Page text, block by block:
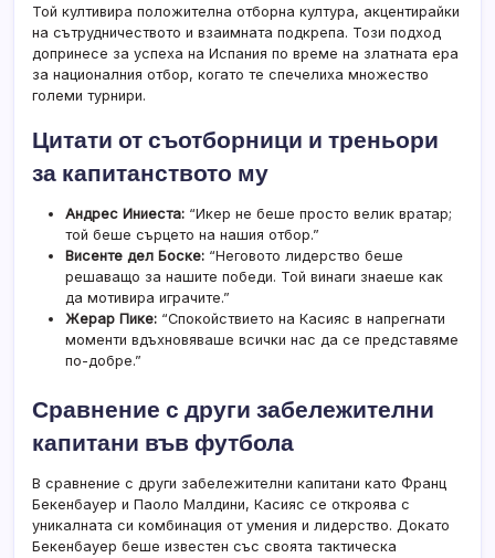
Той култивира положителна отборна култура, акцентирайки
на сътрудничеството и взаимната подкрепа. Този подход
допринесе за успеха на Испания по време на златната ера
за националния отбор, когато те спечелиха множество
големи турнири.
Цитати от съотборници и треньори
за капитанството му
Андрес Иниеста: “Икер не беше просто велик вратар;
той беше сърцето на нашия отбор.”
Висенте дел Боске: “Неговото лидерство беше
решаващо за нашите победи. Той винаги знаеше как
да мотивира играчите.”
Жерар Пике: “Спокойствието на Касияс в напрегнати
моменти вдъхновяваше всички нас да се представяме
по-добре.”
Сравнение с други забележителни
капитани във футбола
В сравнение с други забележителни капитани като Франц
Бекенбауер и Паоло Малдини, Касияс се откроява с
уникалната си комбинация от умения и лидерство. Докато
Бекенбауер беше известен със своята тактическа